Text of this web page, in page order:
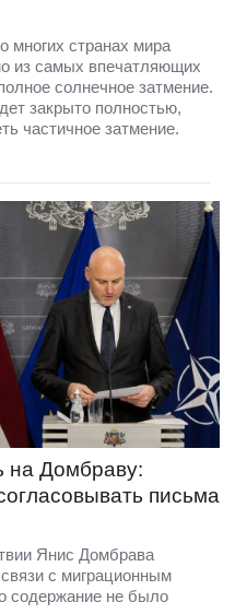
многих странах мира
из самых впечатляющих
солнечное затмение.
закрыто полностью,
частичное затмение.
на Домбраву:
письма
Янис Домбрава
с миграционным
содержание не было